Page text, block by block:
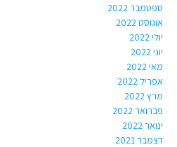
ספטמבר 2022
אוגוסט 2022
יולי 2022
יוני 2022
מאי 2022
אפריל 2022
מרץ 2022
פברואר 2022
ינואר 2022
דצמבר 2021